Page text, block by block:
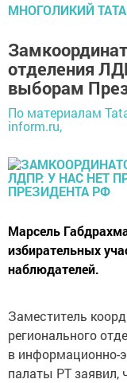
МНОГОЛИКИЙ
отделения
выборам
По материалам
inform.ru,
Марсель
избирательных
наблюдателей.
Заместитель
регионального
в информационно-
палаты РТ заявил,